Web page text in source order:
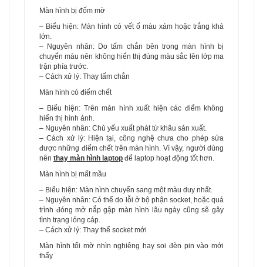
Màn hình bị đốm mờ
– Biểu hiện: Màn hình có vết ố màu xám hoặc trắng khá
lớn.
– Nguyên nhân: Do tấm chắn bên trong màn hình bị
chuyển màu nên không hiển thị đúng màu sắc lên lớp ma
trận phía trước.
– Cách xử lý: Thay tấm chắn
Màn hình có điểm chết
– Biểu hiện: Trên màn hình xuất hiện các điểm không
hiển thị hình ảnh.
– Nguyên nhân: Chủ yếu xuất phát từ khâu sản xuất.
– Cách xử lý: Hiện tại, công nghệ chưa cho phép sửa
được những điểm chết trên màn hình. Vì vậy, người dùng
nên thay màn hình laptop để laptop hoạt động tốt hơn.
Màn hình bị mất mầu
– Biểu hiện: Màn hình chuyển sang một màu duy nhất.
– Nguyên nhân: Có thể do lỗi ở bộ phận socket, hoặc quá
trình đóng mở nắp gập màn hình lâu ngày cũng sẽ gây
tình trạng lỏng cáp.
– Cách xử lý: Thay thế socket mới
Màn hình tối mờ nhìn nghiêng hay soi đèn pin vào mới
thấy